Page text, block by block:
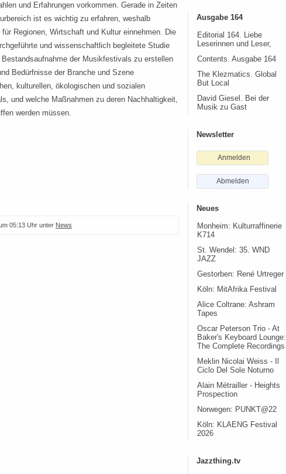
und Erfahrungen vorkommen. Gerade in Zeiten
ist es wichtig zu erfahren, weshalb
Regionen, Wirtschaft und Kultur einnehmen. Die
und wissenschaftlich begleitete Studie
der Musikfestivals zu erstellen
Bedürfnisse der Branche und Szene
kulturellen, ökologischen und sozialen
und welche Maßnahmen zu deren Nachhaltigkeit,
werden müssen.
05:13 Uhr unter News
Ausgabe 164
Editorial 164. Liebe
Leserinnen und Leser,
Contents. Ausgabe 164
The Klezmatics. Global
But Local
David Giesel. Bei der
Musik zu Gast
Newsletter
Anmelden
Abmelden
Neues
Monheim: Kulturraffinerie
K714
St. Wendel: 35. WND
JAZZ
Gestorben: René Urtreger
Köln: MitAfrika Festival
Alice Coltrane: Ashram
Tapes
Oscar Peterson Trio - At
Baker's Keyboard Lounge:
The Complete Recordings
Meklin Nicolai Weiss - Il
Ciclo Del Sole Noturno
Alain Métrailler - Heights
Prospection
Norwegen: PUNKT@22
Köln: KLAENG Festival
2026
Jazzthing.tv